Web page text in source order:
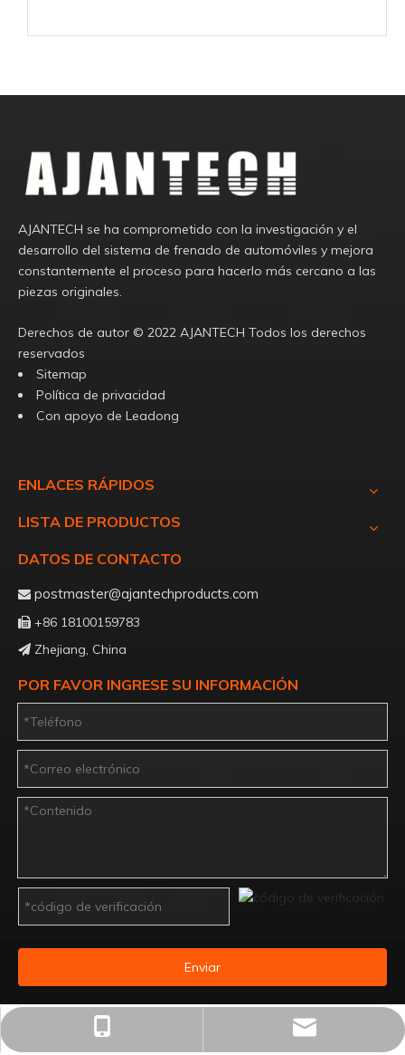
AJANTECH se ha comprometido con la investigación y el
desarrollo del sistema de frenado de automóviles y mejora
constantemente el proceso para hacerlo más cercano a las
piezas originales.
Derechos de autor ©️ 2022 AJANTECH Todos los derechos
reservados
Sitemap
Política de privacidad
Con apoyo de Leadong
ENLACES RÁPIDOS
LISTA DE PRODUCTOS
DATOS DE CONTACTO
 postmaster@ajantechproducts.com
 +86 18100159783
 Zhejiang, China
POR FAVOR INGRESE SU INFORMACIÓN
Enviar
postmaster@ajantechproducts.com